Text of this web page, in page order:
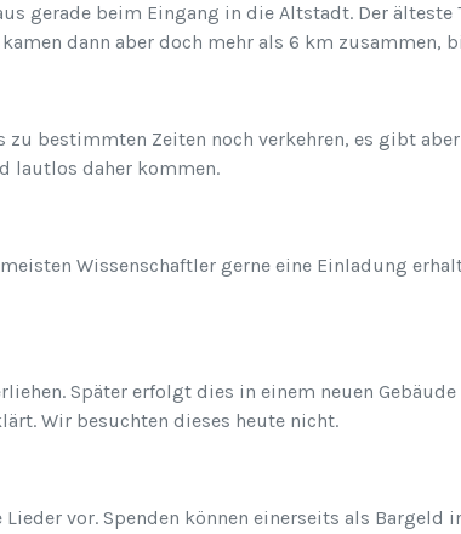
gerade beim Eingang in die Altstadt. Der
dann aber doch mehr als 6 km zusammen,
bestimmten Zeiten noch verkehren, es gibt
lautlos daher kommen.
Wissenschaftler gerne eine Einladung
Später erfolgt dies in einem neuen Gebäude
Wir besuchten dieses heute nicht.
vor. Spenden können einerseits als Bargeld